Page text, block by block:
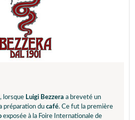
lorsque Luigi Bezzera a breveté un
préparation du café. Ce fut la première
exposée à la Foire Internationale de